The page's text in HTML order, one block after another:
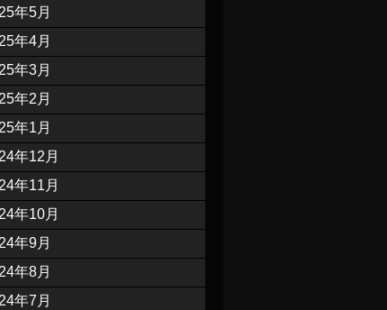
年5月
年4月
年3月
年2月
年1月
年12月
年11月
年10月
年9月
年8月
年7月